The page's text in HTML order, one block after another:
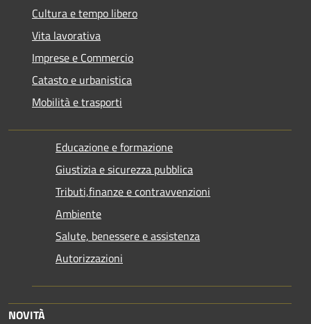
Cultura e tempo libero
Vita lavorativa
Imprese e Commercio
Catasto e urbanistica
Mobilità e trasporti
Educazione e formazione
Giustizia e sicurezza pubblica
Tributi,finanze e contravvenzioni
Ambiente
Salute, benessere e assistenza
Autorizzazioni
NOVITÀ